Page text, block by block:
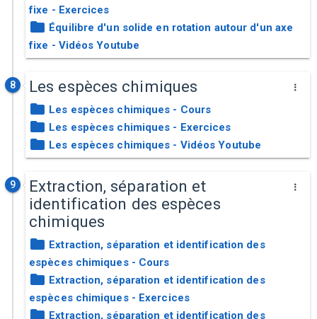
fixe - Exercices
Équilibre d'un solide en rotation autour d'un axe
fixe - Vidéos Youtube
8 Les espèces chimiques
Les espèces chimiques - Cours
Les espèces chimiques - Exercices
Les espèces chimiques - Vidéos Youtube
9
Extraction, séparation et
identification des espèces
chimiques
Extraction, séparation et identification des
espèces chimiques - Cours
Extraction, séparation et identification des
espèces chimiques - Exercices
Extraction, séparation et identification des